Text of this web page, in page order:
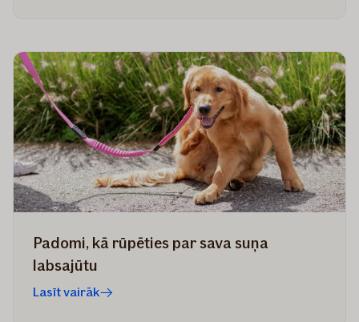
Padomi, kā rūpēties par sava suņa
labsajūtu
Lasīt vairāk